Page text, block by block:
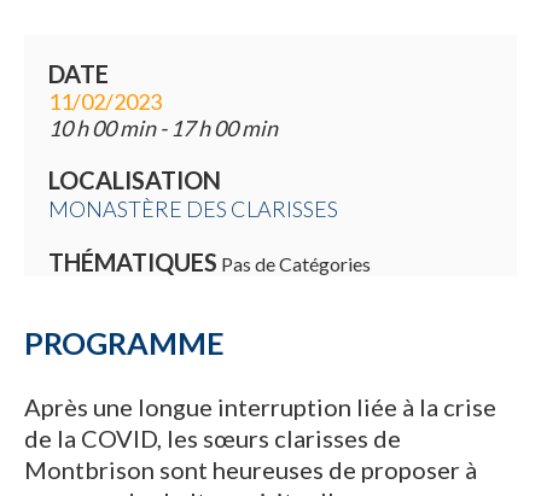
DATE
11/02/2023
10 h 00 min - 17 h 00 min
LOCALISATION
MONASTÈRE DES CLARISSES
THÉMATIQUES Pas de Catégories
PROGRAMME
Après une longue interruption liée à la crise
de la COVID, les sœurs clarisses de
Montbrison sont heureuses de proposer à